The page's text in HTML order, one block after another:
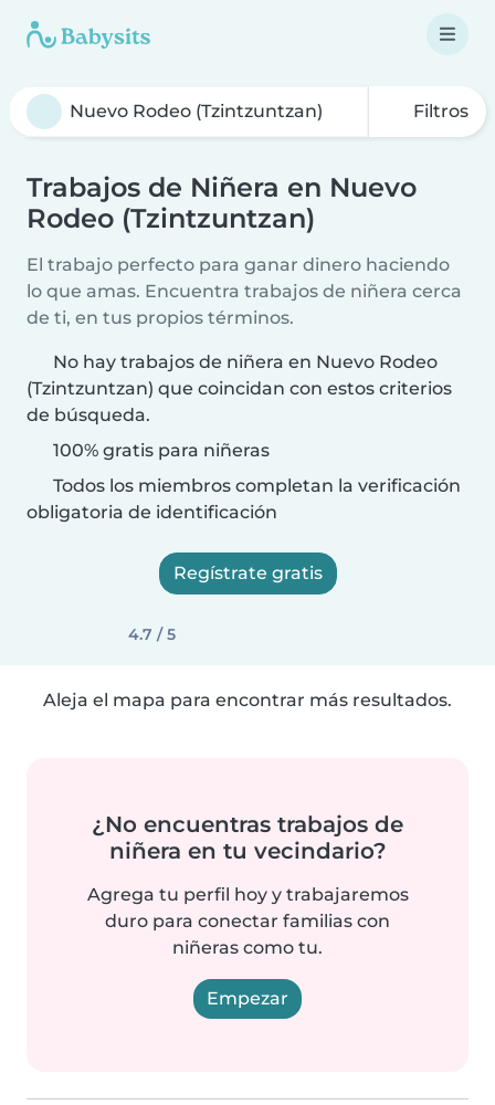
Filtros
Trabajos de Niñera en Nuevo
Rodeo (Tzintzuntzan)
El trabajo perfecto para ganar dinero haciendo
lo que amas. Encuentra trabajos de niñera cerca
de ti, en tus propios términos.
No hay trabajos de niñera en Nuevo Rodeo
(Tzintzuntzan) que coincidan con estos criterios
de búsqueda.
100% gratis para niñeras
Todos los miembros completan la verificación
obligatoria de identificación
Regístrate gratis
4.7 / 5
Aleja el mapa para encontrar más resultados.
¿No encuentras trabajos de
niñera en tu vecindario?
Agrega tu perfil hoy y trabajaremos
duro para conectar familias con
niñeras como tu.
Empezar